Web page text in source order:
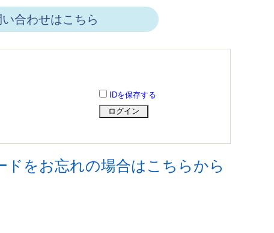
合わせはこちら
IDを保存する
ドをお忘れの場合はこちらから